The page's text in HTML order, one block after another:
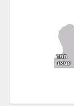
חמד
עמאר